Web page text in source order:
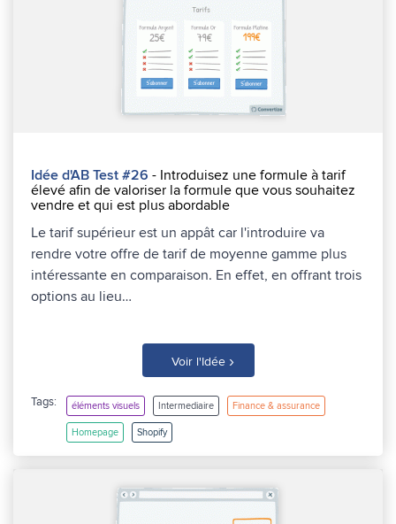
Idée d'AB Test #26 - Introduisez une formule à tarif
élevé afin de valoriser la formule que vous souhaitez
vendre et qui est plus abordable
Le tarif supérieur est un appât car l'introduire va
rendre votre offre de tarif de moyenne gamme plus
intéressante en comparaison. En effet, en offrant trois
options au lieu…
Voir l'Idée ›
Tags: éléments visuels Intermediaire Finance & assurance
Homepage Shopify